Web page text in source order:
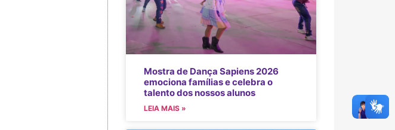
Mostra de Dança Sapiens 2026
emociona famílias e celebra o
talento dos nossos alunos
LEIA MAIS »